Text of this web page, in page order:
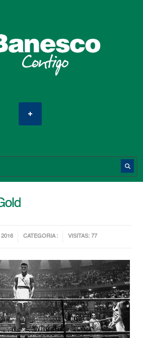
2016 CATEGORIA : VISITAS: 77